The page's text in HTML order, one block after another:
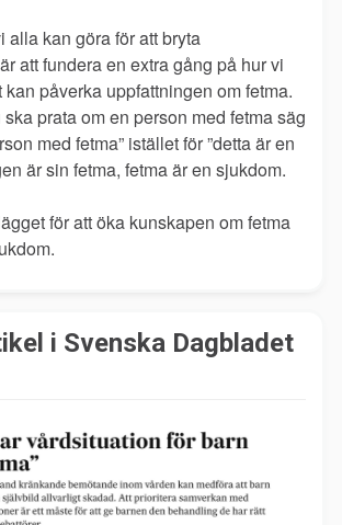
alla kan göra för att bryta
att fundera en extra gång på hur vi
påverka uppfattningen om fetma.
prata om en person med fetma säg
med fetma” istället för ”detta är en
är sin fetma, fetma är en sjukdom.
för att öka kunskapen om fetma
i Svenska Dagbladet